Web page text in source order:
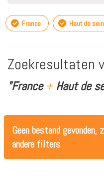
France Haut de
Zoekresultaten
"France +Haut de
Geen bestand gevonden,
andere filters